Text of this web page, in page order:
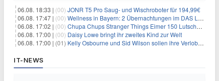
06.08. 18:33 | (00) JONR T5 Pro Saug- und Wischroboter für 194,99€
06.08. 17:47 | (00) Wellness in Bayern: 2 Übernachtungen im DAS LUDWIG Sports Resort inkl. HP + Wellness ab 174€ p.P.
06.08. 17:02 | (00) Chupa Chups Stranger Things Eimer 150 Lutscher für 21,95€
06.08. 17:00 | (00) Daisy Lowe bringt ihr zweites Kind zur Welt
06.08. 17:00 | (01) Kelly Osbourne und Sid Wilson sollen ihre Verlobung gelöst haben
IT-NEWS